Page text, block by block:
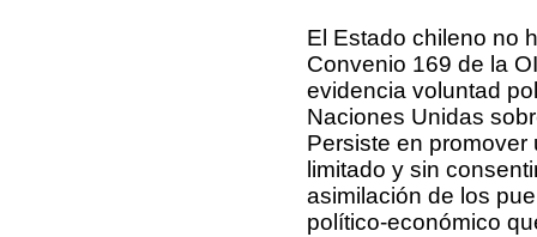
El Estado chileno no
Convenio 169 de la
evidencia voluntad
Naciones Unidas
Persiste en
limitado y sin
asimilación de los
político-económico